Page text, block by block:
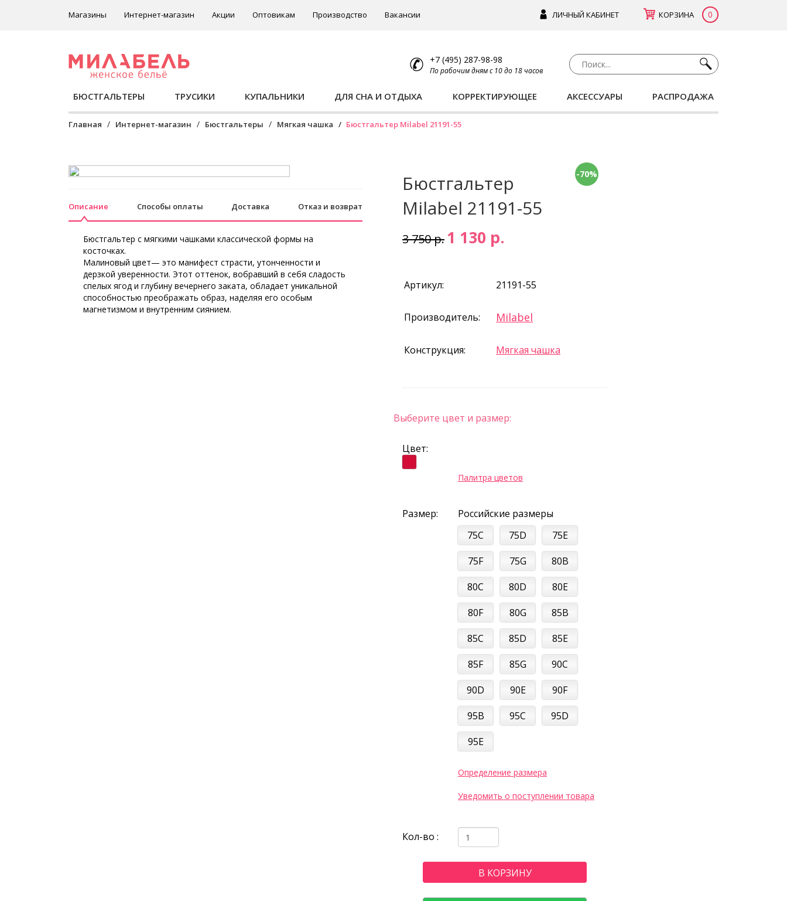
ЛИЧНЫЙ КАБИНЕТ КОРЗИНА 0
Магазины Интернет-магазин Акции Оптовикам Производство Вакансии
+7 (495) 287-98-98
По рабочим дням с 10 до 18 часов
БЮСТГАЛЬТЕРЫ ТРУСИКИ КУПАЛЬНИКИ ДЛЯ СНА И ОТДЫХА КОРРЕКТИРУЮЩЕЕ АКСЕССУАРЫ РАСПРОДАЖА
Главная Интернет-магазин Бюстгальтеры Мягкая чашка Бюстгальтер Milabel 21191-55
Описание Способы оплаты Доставка Отказ и возврат
Бюстгальтер с мягкими чашками классической формы на
косточках.
Малиновый цвет— это манифест страсти, утонченности и
дерзкой уверенности. Этот оттенок, вобравший в себя сладость
спелых ягод и глубину вечернего заката, обладает уникальной
способностью преображать образ, наделяя его особым
магнетизмом и внутренним сиянием.
-70%
Бюстгальтер
Milabel 21191-55
3 750 р.1 130 р.
Артикул: 21191-55
Производитель: Milabel
Конструкция: Мягкая чашка
Выберите цвет и размер:
Цвет:
Палитра цветов
Размер:
Российские размеры
75C
75D
75E
75F
75G
80B
80C
80D
80E
80F
80G
85B
85C
85D
85E
85F
85G
90C
90D
90E
90F
95B
95C
95D
95E
Определение размера
Уведомить о поступлении товара
Кол-во :
В КОРЗИНУ